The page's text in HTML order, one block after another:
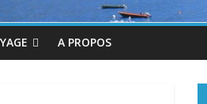
A PROPOS